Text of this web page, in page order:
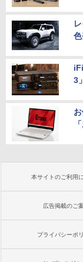
3
本サイトのご利用
広告掲載のご
プライバシーポ